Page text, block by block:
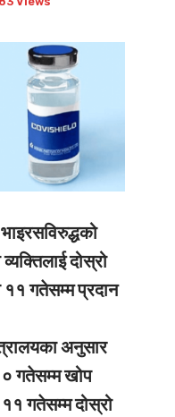
दोस्रो
११ गतेसम्म प्रदान
अनुसार
गतेसम्म खोप
गतेसम्म दोस्रो